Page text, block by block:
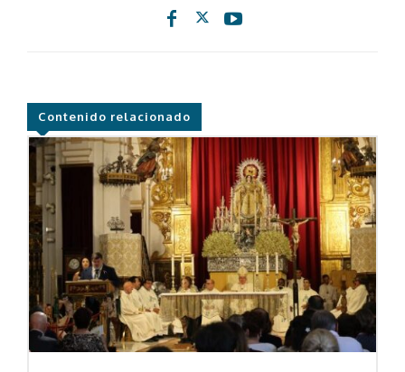
Contenido relacionado